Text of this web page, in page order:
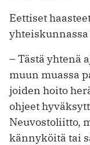
Eettiset
– Tästä yhtenä
muun muassa
joiden hoito
ohjeet
Neuvostoliitto,
kännyköitä tai